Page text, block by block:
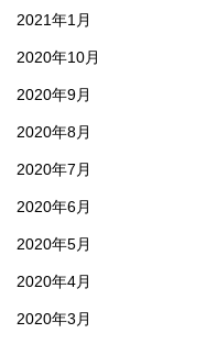
2021年1月
2020年10月
2020年9月
2020年8月
2020年7月
2020年6月
2020年5月
2020年4月
2020年3月